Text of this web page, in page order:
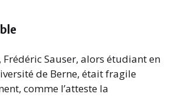
Sauser, alors étudiant en
de Berne, était fragile
comme l’atteste la